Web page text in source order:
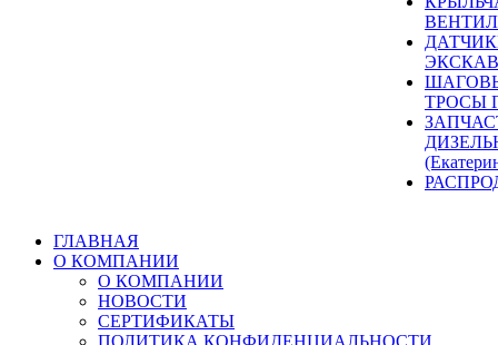
ТРОСЫ
ГЛАВНАЯ
О КОМПАНИИ
О КОМПАНИИ
НОВОСТИ
СЕРТИФИКАТЫ
ПОЛИТИКА КОНФИДЕНЦИАЛЬНОСТИ